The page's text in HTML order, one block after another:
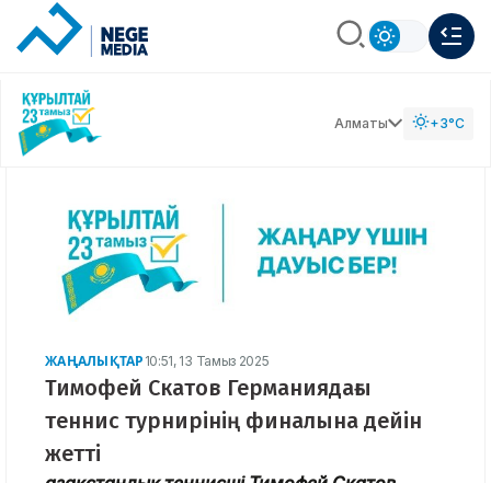
Алматы +3°C
ЖАҢАЛЫҚТАР 10:51, 13 Тамыз 2025
Тимофей Скатов Германиядағы
теннис турнирінің финалына дейін
жетті